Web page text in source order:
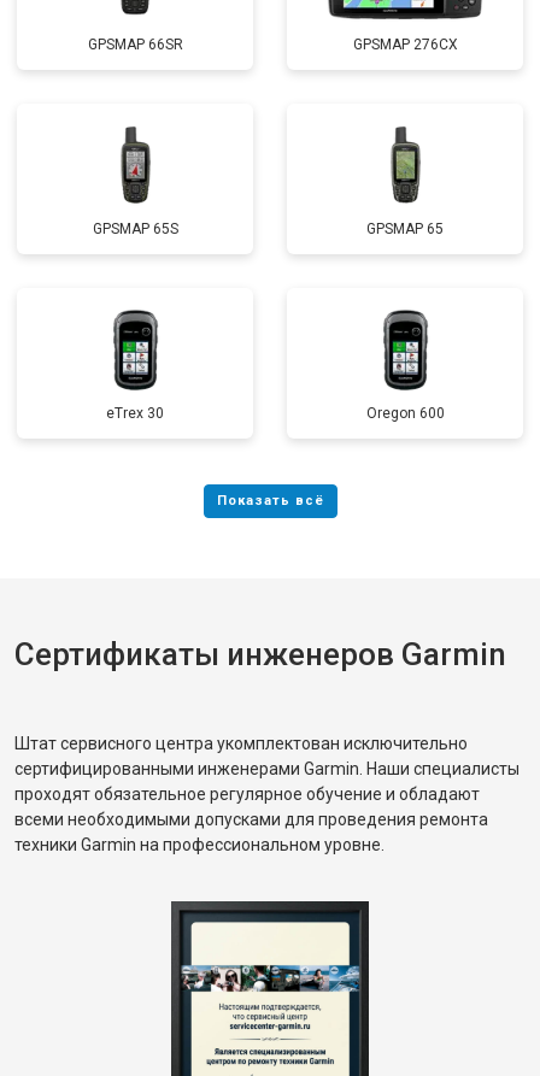
GPSMAP 66SR GPSMAP 276CX
GPSMAP 65S GPSMAP 65
eTrex 30 Oregon 600
Сертификаты инженеров Garmin
Штат сервисного центра укомплектован исключительно
сертифицированными инженерами Garmin. Наши специалисты
проходят обязательное регулярное обучение и обладают
всеми необходимыми допусками для проведения ремонта
техники Garmin на профессиональном уровне.